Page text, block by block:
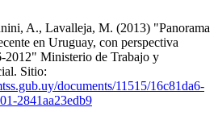
A., Lavalleja, M. (2013) "Panorama
en Uruguay, con perspectiva
2012" Ministerio de Trabajo y
Sitio:
documents/11515/16c81da6-
2841aa23edb9